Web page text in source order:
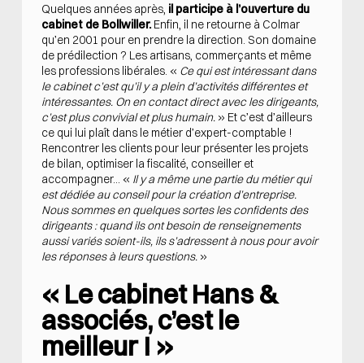
Quelques années après, il participe à l’ouverture du
cabinet de Bollwiller.Enfin, il ne retourne à Colmar
qu’en 2001 pour en prendre la direction. Son domaine
de prédilection ? Les artisans, commerçants et même
les professions libérales. « Ce qui est intéressant dans
le cabinet c’est qu’il y a plein d’activités différentes et
intéressantes. On en contact direct avec les dirigeants,
c’est plus convivial et plus humain. » Et c’est d’ailleurs
ce qui lui plaît dans le métier d’expert-comptable !
Rencontrer les clients pour leur présenter les projets
de bilan, optimiser la fiscalité, conseiller et
accompagner… « Il y a même une partie du métier qui
est dédiée au conseil pour la création d’entreprise.
Nous sommes en quelques sortes les confidents des
dirigeants : quand ils ont besoin de renseignements
aussi variés soient-ils, ils s’adressent à nous pour avoir
les réponses à leurs questions. »
« Le cabinet Hans &
associés, c’est le
meilleur ! »